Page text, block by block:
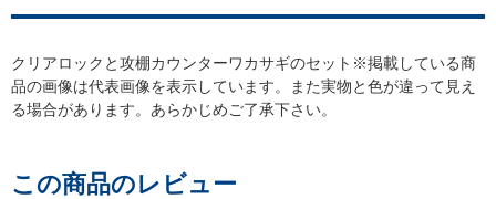
クリアロックと攻棚カウンターワカサギのセット※掲載している商
品の画像は代表画像を表示しています。また実物と色が違って見え
る場合があります。あらかじめご了承下さい。
この商品のレビュー